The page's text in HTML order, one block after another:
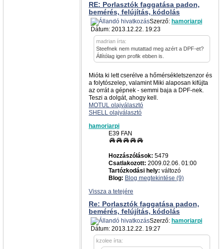
RE: Porlasztók faggatása padon,
bemérés, felújítás, kódolás
Szerző: hamoriarpi
Dátum: 2013.12.22. 19:23
madrian írta:
Steefnek nem mutattad meg azért a DPF-et?
Állítólag igen profik ebben is.
Mióta ki lett cserélve a hőmérsékletszenzor és
a folytószelep, valamint Miki alaposan kifújta
az orrát a gépnek - semmi baja a DPF-nek.
Teszi a dolgát, ahogy kell.
MOTUL olajválasztó
SHELL olajválasztó
hamoriarpi
E39 FAN
Hozzászólások: 5479
Csatlakozott: 2009.02.06. 01:00
Tartózkodási hely: változó
Blog: Blog megtekintése (9)
Vissza a tetejére
Re: Porlasztók faggatása padon,
bemérés, felújítás, kódolás
Szerző: hamoriarpi
Dátum: 2013.12.22. 19:27
kzolee írta: